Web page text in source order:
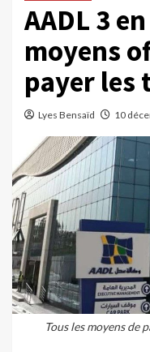
AADL 3
moyens
payer les
Lyes Bensaïd 10
Tous les moyens de